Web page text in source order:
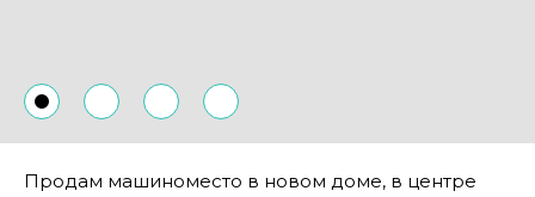
Продам машиноместо в новом доме, в центре